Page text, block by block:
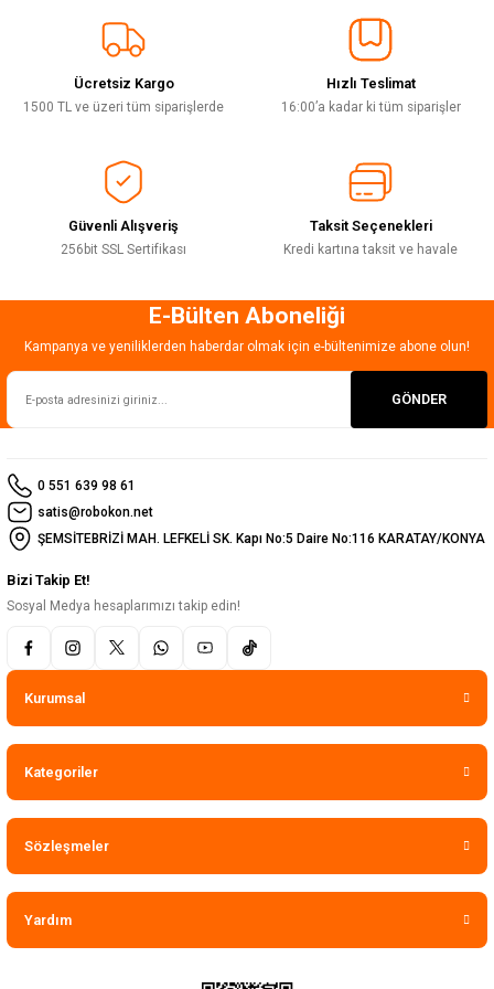
Ürün resmi kalitesiz, bozuk veya görüntülenemiyor.
Ürün açıklamasında eksik bilgiler bulunuyor.
Ürün bilgilerinde hatalar bulunuyor.
Bu ürüne benzer farklı alternatifler olmalı.
Gönder
Deneyimini Paylaş
Ücretsiz Kargo
1500 TL ve üzeri tüm siparişlerde
Hızlı Teslimat
16:00’a kadar ki tüm siparişler
Güvenli Alışveriş
256bit SSL Sertifikası
Taksit Seçenekleri
Kredi kartına taksit ve havale
E-Bülten Aboneliği
Kampanya ve yeniliklerden haberdar olmak için e-bültenimize abone olun!
GÖNDER
0 551 639 98 61
satis@robokon.net
ŞEMSİTEBRİZİ MAH. LEFKELİ SK. Kapı No:5 Daire No:116 KARATAY/KONYA
Bizi Takip Et!
Sosyal Medya hesaplarımızı takip edin!
Kurumsal
Kategoriler
Sözleşmeler
Yardım